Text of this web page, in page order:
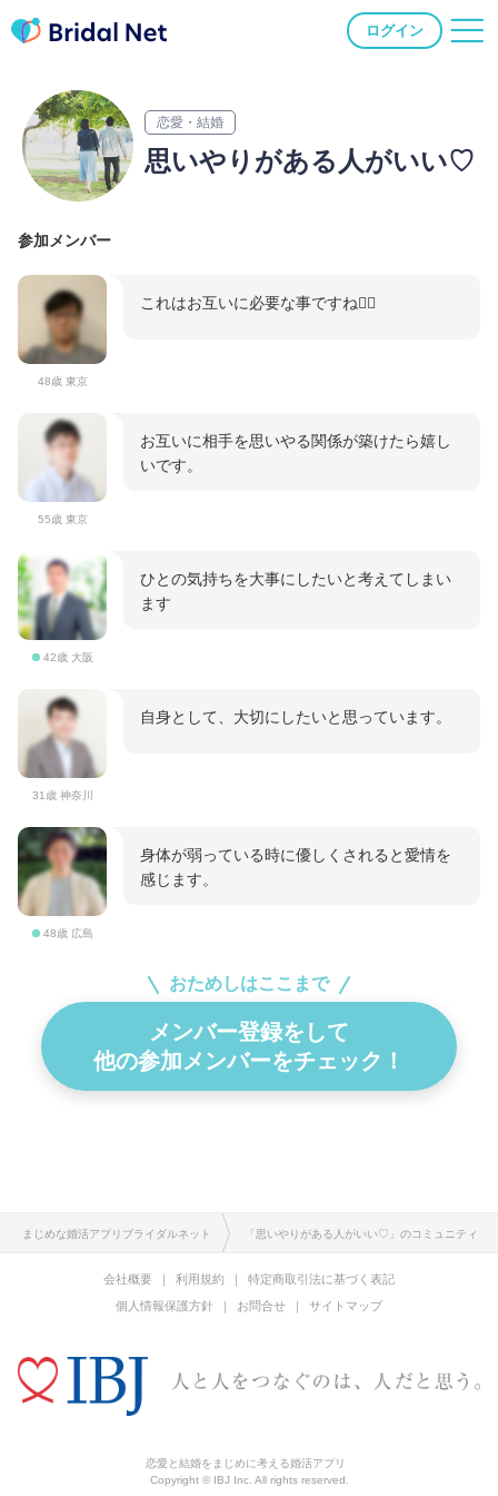
ログイン
恋愛・結婚
思いやりがある人がいい♡
参加メンバー
48歳 東京
これはお互いに必要な事ですね🙂‍↕️
55歳 東京
お互いに相手を思いやる関係が築けたら嬉し
いです。
42歳 大阪
ひとの気持ちを大事にしたいと考えてしまい
ます
31歳 神奈川
自身として、大切にしたいと思っています。
48歳 広島
身体が弱っている時に優しくされると愛情を
感じます。
おためしはここまで
メンバー登録をして
他の参加メンバーをチェック！
まじめな婚活アプリブライダルネット 「思いやりがある人がいい♡」のコミュニティ
会社概要 利用規約
特定商取引法に基づく表記
個人情報保護方針
お問合せ サイトマップ
恋愛と結婚をまじめに考える婚活アプリ
Copyright © IBJ Inc. All rights reserved.